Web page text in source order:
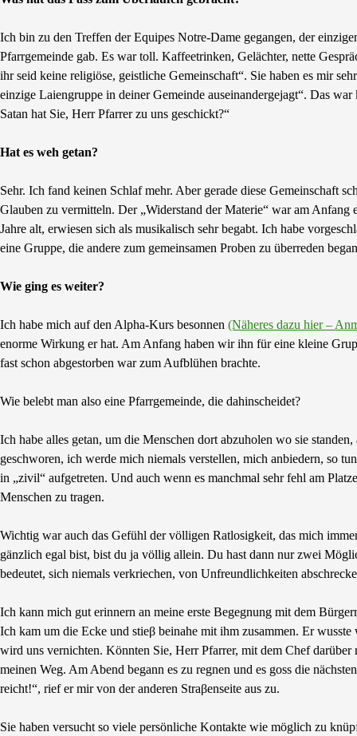
Ich bin zu den Treffen der Equipes Notre-Dame gegangen, der
Pfarrgemeinde gab. Es war toll. Kaffeetrinken, Gelächter, nette
ihr seid keine religiöse, geistliche Gemeinschaft“. Sie haben es mir
einzige Laiengruppe in deiner Gemeinde auseinandergejagt“. Das
Satan hat Sie, Herr Pfarrer zu uns geschickt?“
Hat es weh getan?
Sehr. Ich fand keinen Schlaf mehr. Aber gerade diese Gemeinschaft
Glauben zu vermitteln. Der „Widerstand der Materie“ war am
Jahre alt, erwiesen sich als musikalisch sehr begabt. Ich habe
eine Gruppe, die andere zum gemeinsamen Proben zu überreden
Wie ging es weiter?
Ich habe mich auf den Alpha-Kurs besonnen (Näheres dazu hier –
enorme Wirkung er hat. Am Anfang haben wir ihn für eine kleine
fast schon abgestorben war zum Aufblühen brachte.
Wie belebt man also eine Pfarrgemeinde, die dahinscheidet?
Ich habe alles getan, um die Menschen dort abzuholen wo sie
geschworen, ich werde mich niemals verstellen, mich anbiedern, so
in „zivil“ aufgetreten. Und auch wenn es manchmal sehr fehl am
Menschen zu tragen.
Wichtig war auch das Gefühl der völligen Ratlosigkeit, das mich
gänzlich egal bist, bist du ja völlig allein. Du hast dann nur zwei
bedeutet, sich niemals verkriechen, von Unfreundlichkeiten
Ich kann mich gut erinnern an meine erste Begegnung mit dem
Ich kam um die Ecke und stieβ beinahe mit ihm zusammen. Er
wird uns vernichten. Könnten Sie, Herr Pfarrer, mit dem Chef
meinen Weg. Am Abend begann es zu regnen und es goss die
reicht!“, rief er mir von der anderen Straβenseite aus zu.
Sie haben versucht so viele persönliche Kontakte wie möglich zu